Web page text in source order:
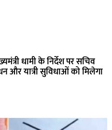
धामी के निर्देश पर सचिव
और यात्री सुविधाओं को मिलेगा